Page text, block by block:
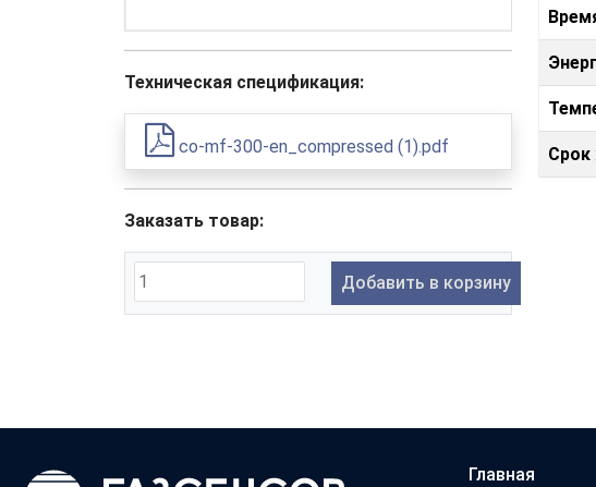
Техническая спецификация:
co-mf-300-en_compressed (1).pdf
Заказать товар:
Добавить в корзину
Срок
Главная